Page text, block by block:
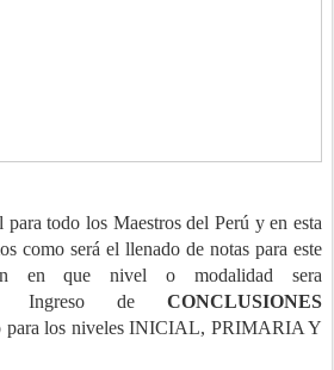
todo los Maestros del Perú y en esta
como será el llenado de notas para este
en que nivel o modalidad sera
Ingreso de CONCLUSIONES
para los niveles INICIAL, PRIMARIA Y